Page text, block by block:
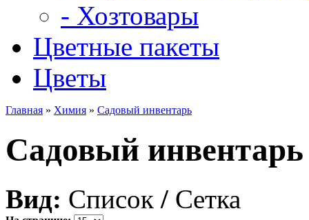
- Хозтовары
Цветные пакеты
Цветы
Главная » Химия » Садовый инвентарь
Садовый инвентарь
Вид: Список / Сетка